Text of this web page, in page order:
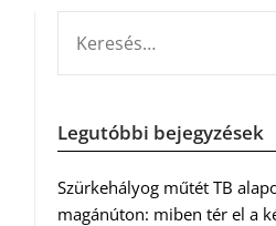
Legutóbbi bejegyzések
Szürkehályog műtét TB
magánúton: miben tér el a